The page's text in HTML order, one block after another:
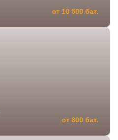
от 10 500 бат.
от 800 бат.